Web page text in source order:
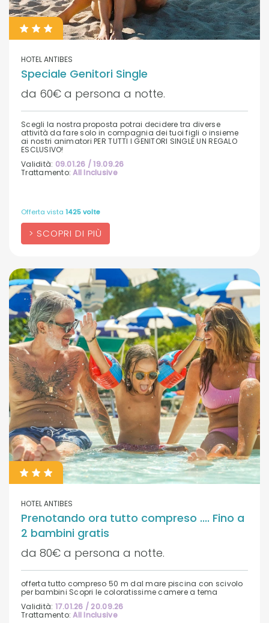
HOTEL ANTIBES
Speciale Genitori Single
da 60€ a persona a notte.
Scegli la nostra proposta potrai decidere tra diverse
attività da fare solo in compagnia dei tuoi figli o insieme
ai nostri animatori PER TUTTI I GENITORI SINGLE UN REGALO
ESCLUSIVO!
Validità: 09.01.26 / 19.09.26
Trattamento:All Inclusive
SCOPRI DI PIÙ
Offerta vista 1425 volte
HOTEL ANTIBES
Prenotando ora tutto compreso .... Fino a
2 bambini gratis
da 80€ a persona a notte.
offerta tutto compreso 50 m dal mare piscina con scivolo
per bambini Scopri le coloratissime camere a tema
Validità: 17.01.26 / 20.09.26
Trattamento:All Inclusive